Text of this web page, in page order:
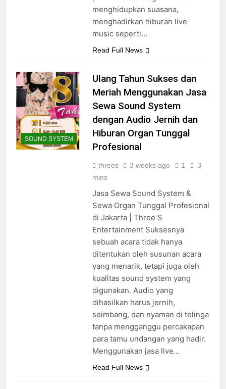
para tamu undangan. Untuk
menghidupkan suasana,
menghadirkan hiburan live
SOUND SYSTEM
Ulang Tahun Sukses dan
Meriah Menggunakan Jasa
Sewa Sound System
dengan Audio Jernih dan
Hiburan Organ Tunggal
threes
Jasa Sewa Sound System &
Sewa Organ Tunggal Profesional
di Jakarta | Three S
Entertainment Suksesnya
sebuah acara tidak hanya
ditentukan oleh susunan acara
yang menarik, tetapi juga oleh
kualitas sound system yang
digunakan. Audio yang
dihasilkan harus jernih,
seimbang, dan nyaman di telinga
tanpa mengganggu percakapan
para tamu undangan yang hadir.
Menggunakan jasa live…